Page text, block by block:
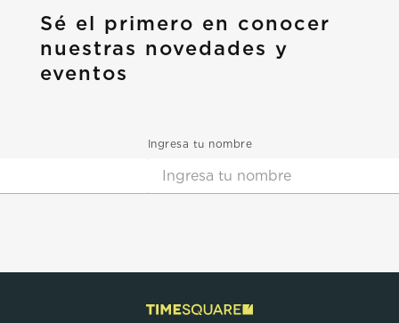
Sé el primero en conocer
nuestras novedades y
eventos
Ingresa tu nombre